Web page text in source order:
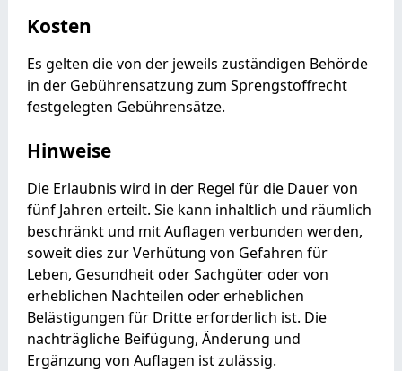
Kosten
Es gelten die von der jeweils zuständigen Behörde
in der Gebührensatzung zum Sprengstoffrecht
festgelegten Gebührensätze.
Hinweise
Die Erlaubnis wird in der Regel für die Dauer von
fünf Jahren erteilt. Sie kann inhaltlich und räumlich
beschränkt und mit Auflagen verbunden werden,
soweit dies zur Verhütung von Gefahren für
Leben, Gesundheit oder Sachgüter oder von
erheblichen Nachteilen oder erheblichen
Belästigungen für Dritte erforderlich ist. Die
nachträgliche Beifügung, Änderung und
Ergänzung von Auflagen ist zulässig.